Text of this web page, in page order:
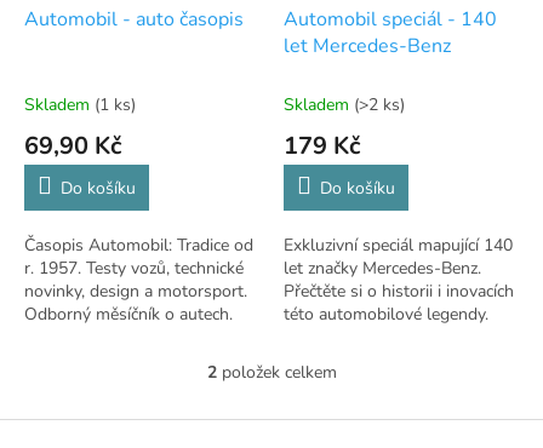
dAutomobil - auto časopis
Skladem (1 ks)
69,90 Kč
Do košíku
Časopis Automobil: Tradice od
r. 1957. Testy vozů, technické
novinky, design a motorsport.
Odborný měsíčník o autech.
Automobil speciál - 140
let Mercedes-Benz
Skladem (>2 ks)
179 Kč
Do košíku
Exkluzivní speciál mapující 140
let značky Mercedes-Benz.
Přečtěte si o historii i inovacích
této automobilové legendy.
O
l
2položek celkem
Z